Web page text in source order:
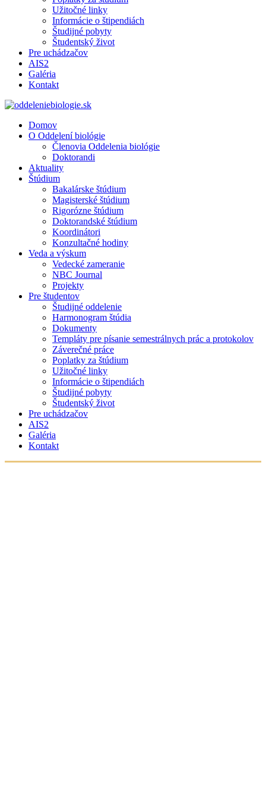
Užitočné linky
Informácie o štipendiách
Študijné pobyty
Študentský život
Pre uchádzačov
AIS2
Galéria
Kontakt
Domov
O Oddelení biológie
Členovia Oddelenia biológie
Doktorandi
Aktuality
Štúdium
Bakalárske štúdium
Magisterské štúdium
Rigorózne štúdium
Doktorandské štúdium
Koordinátori
Konzultačné hodiny
Veda a výskum
Vedecké zameranie
NBC Journal
Projekty
Pre študentov
Študijné oddelenie
Harmonogram štúdia
Dokumenty
Templáty pre písanie semestrálnych prác a protokolov
Záverečné práce
Poplatky za štúdium
Užitočné linky
Informácie o štipendiách
Študijné pobyty
Študentský život
Pre uchádzačov
AIS2
Galéria
Kontakt